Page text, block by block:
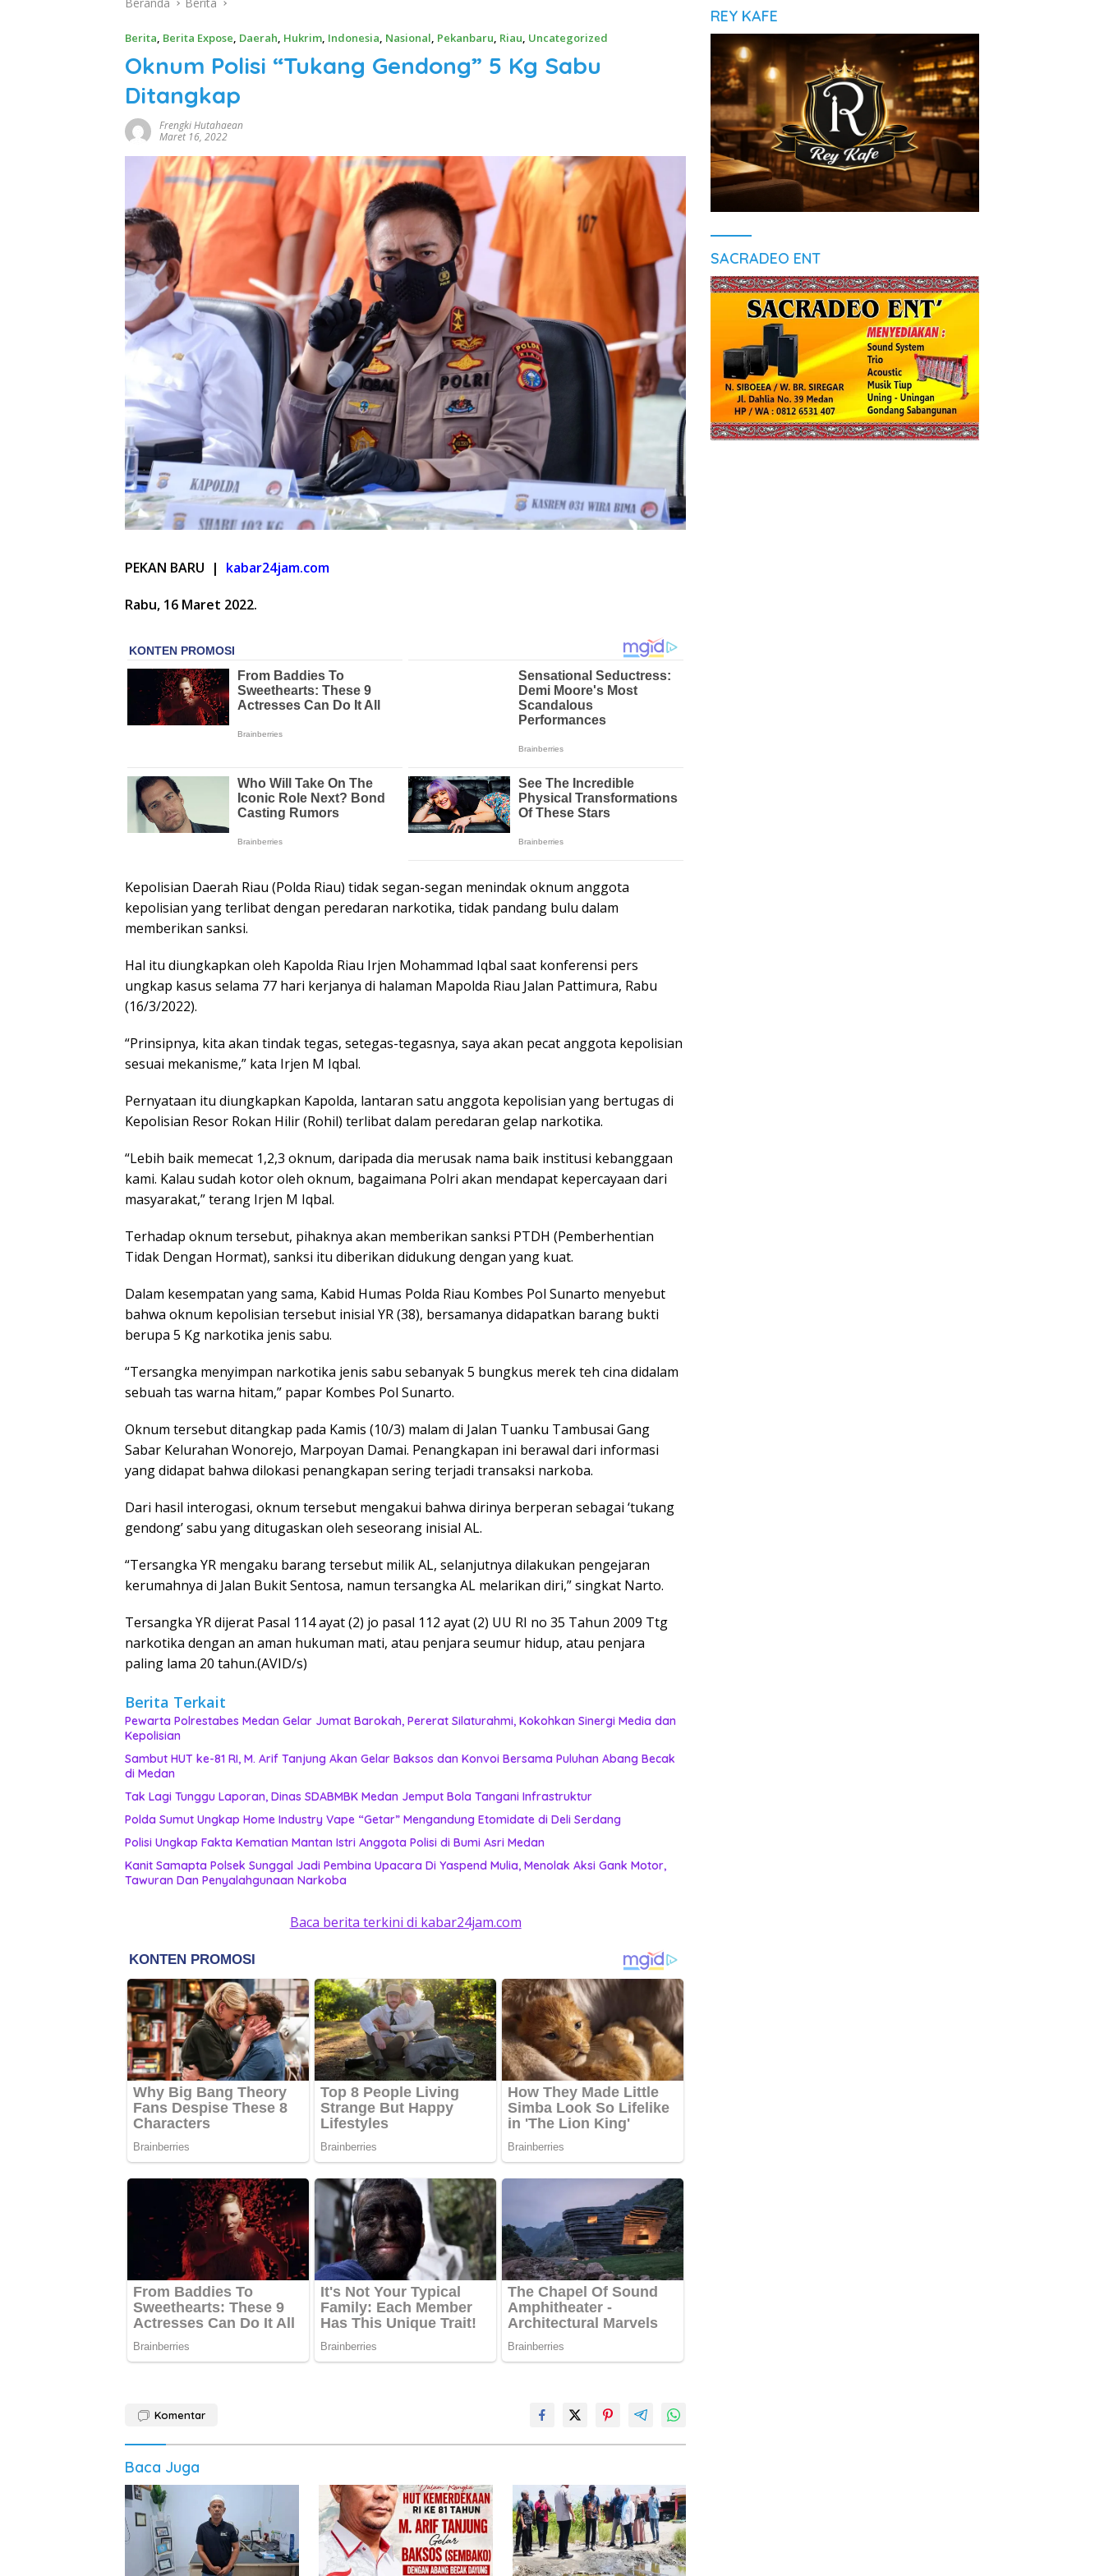
Berita, Berita Expose, Daerah, Hukrim, Indonesia, Nasional, Pekanbaru, Riau, Uncategorized
Oknum Polisi “Tukang Gendong” 5 Kg Sabu
Ditangkap
Frengki Hutahaean
Maret 16, 2022
PEKAN BARU | kabar24jam.com
Rabu, 16 Maret 2022.
Kepolisian Daerah Riau (Polda Riau) tidak segan-segan menindak oknum anggota
kepolisian yang terlibat dengan peredaran narkotika, tidak pandang bulu dalam
memberikan sanksi.
Hal itu diungkapkan oleh Kapolda Riau Irjen Mohammad Iqbal saat konferensi pers
ungkap kasus selama 77 hari kerjanya di halaman Mapolda Riau Jalan Pattimura, Rabu
(16/3/2022).
“Prinsipnya, kita akan tindak tegas, setegas-tegasnya, saya akan pecat anggota kepolisian
sesuai mekanisme,” kata Irjen M Iqbal.
Pernyataan itu diungkapkan Kapolda, lantaran satu anggota kepolisian yang bertugas di
Kepolisian Resor Rokan Hilir (Rohil) terlibat dalam peredaran gelap narkotika.
“Lebih baik memecat 1,2,3 oknum, daripada dia merusak nama baik institusi kebanggaan
kami. Kalau sudah kotor oleh oknum, bagaimana Polri akan mendapat kepercayaan dari
masyarakat,” terang Irjen M Iqbal.
Terhadap oknum tersebut, pihaknya akan memberikan sanksi PTDH (Pemberhentian
Tidak Dengan Hormat), sanksi itu diberikan didukung dengan yang kuat.
Dalam kesempatan yang sama, Kabid Humas Polda Riau Kombes Pol Sunarto menyebut
bahwa oknum kepolisian tersebut inisial YR (38), bersamanya didapatkan barang bukti
berupa 5 Kg narkotika jenis sabu.
“Tersangka menyimpan narkotika jenis sabu sebanyak 5 bungkus merek teh cina didalam
sebuah tas warna hitam,” papar Kombes Pol Sunarto.
Oknum tersebut ditangkap pada Kamis (10/3) malam di Jalan Tuanku Tambusai Gang
Sabar Kelurahan Wonorejo, Marpoyan Damai. Penangkapan ini berawal dari informasi
yang didapat bahwa dilokasi penangkapan sering terjadi transaksi narkoba.
Dari hasil interogasi, oknum tersebut mengakui bahwa dirinya berperan sebagai ‘tukang
gendong’ sabu yang ditugaskan oleh seseorang inisial AL.
“Tersangka YR mengaku barang tersebut milik AL, selanjutnya dilakukan pengejaran
kerumahnya di Jalan Bukit Sentosa, namun tersangka AL melarikan diri,” singkat Narto.
Tersangka YR dijerat Pasal 114 ayat (2) jo pasal 112 ayat (2) UU RI no 35 Tahun 2009 Ttg
narkotika dengan an aman hukuman mati, atau penjara seumur hidup, atau penjara
paling lama 20 tahun.(AVID/s)
Berita Terkait
Pewarta Polrestabes Medan Gelar Jumat Barokah, Pererat Silaturahmi, Kokohkan Sinergi Media dan
Kepolisian
‎Sambut HUT ke-81 RI, M. Arif Tanjung Akan Gelar Baksos dan Konvoi Bersama Puluhan Abang Becak
di Medan
Tak Lagi Tunggu Laporan, Dinas SDABMBK Medan Jemput Bola Tangani Infrastruktur
‎Polda Sumut Ungkap Home Industry Vape “Getar” Mengandung Etomidate di Deli Serdang ‎
Polisi Ungkap Fakta Kematian Mantan Istri Anggota Polisi di Bumi Asri Medan
Kanit Samapta Polsek Sunggal Jadi Pembina Upacara Di Yaspend Mulia, Menolak Aksi Gank Motor,
Tawuran Dan Penyalahgunaan Narkoba
Baca berita terkini di kabar24jam.com
Komentar
Baca Juga
REY KAFE
SACRADEO ENT